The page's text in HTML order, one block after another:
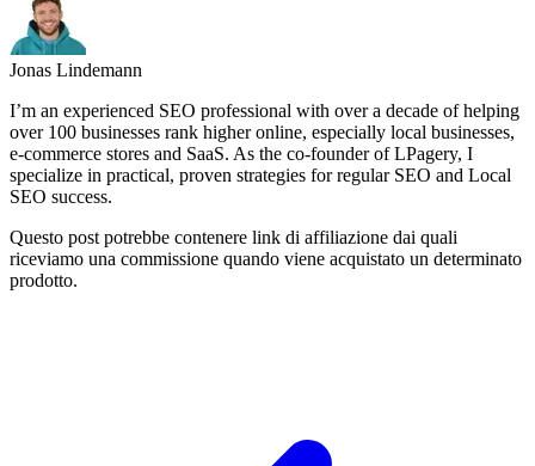
Jonas Lindemann
I’m an experienced SEO professional with over a decade of helping
over 100 businesses rank higher online, especially local businesses,
e-commerce stores and SaaS. As the co-founder of LPagery, I
specialize in practical, proven strategies for regular SEO and Local
SEO success.
Questo post potrebbe contenere link di affiliazione dai quali
riceviamo una commissione quando viene acquistato un determinato
prodotto.